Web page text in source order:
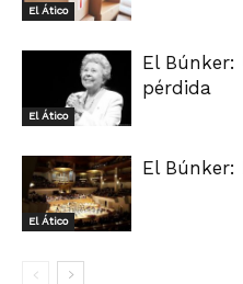
El Ático
El Ático
El
pérdida
El Ático
El Búnker: